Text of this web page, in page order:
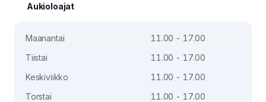
Aukioloajat
Maanantai
11.00 - 17.00
Tiistai
11.00 - 17.00
Keskiviikko
11.00 - 17.00
Torstai
11.00 - 17.00